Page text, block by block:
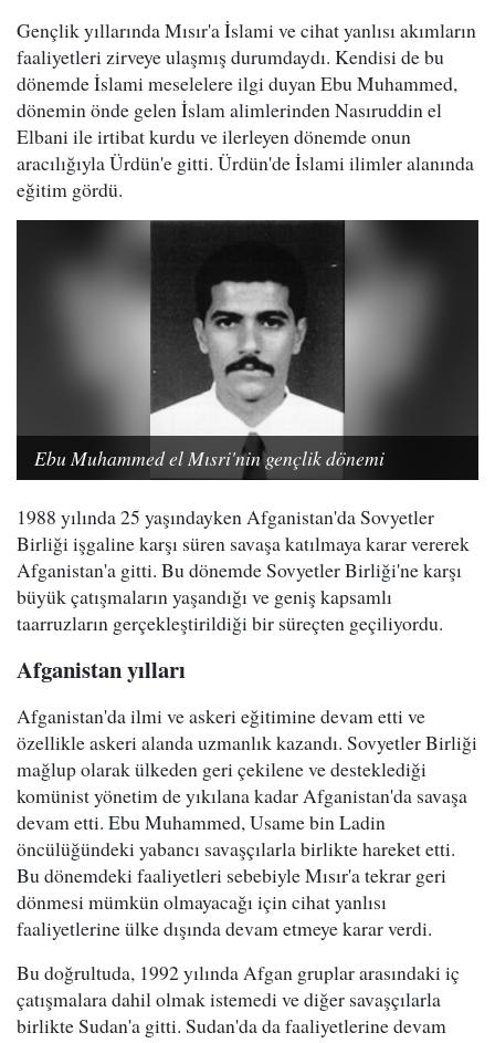
Gençlik yıllarında Mısır'a İslami ve cihat yanlısı akımların
faaliyetleri zirveye ulaşmış durumdaydı. Kendisi de bu
dönemde İslami meselelere ilgi duyan Ebu Muhammed,
dönemin önde gelen İslam alimlerinden Nasıruddin el
Elbani ile irtibat kurdu ve ilerleyen dönemde onun
aracılığıyla Ürdün'e gitti. Ürdün'de İslami ilimler alanında
eğitim gördü.
Ebu Muhammed el Mısri'nin gençlik dönemi
1988 yılında 25 yaşındayken Afganistan'da Sovyetler
Birliği işgaline karşı süren savaşa katılmaya karar vererek
Afganistan'a gitti. Bu dönemde Sovyetler Birliği'ne karşı
büyük çatışmaların yaşandığı ve geniş kapsamlı
taarruzların gerçekleştirildiği bir süreçten geçiliyordu.
Afganistan yılları
Afganistan'da ilmi ve askeri eğitimine devam etti ve
özellikle askeri alanda uzmanlık kazandı. Sovyetler Birliği
mağlup olarak ülkeden geri çekilene ve desteklediği
komünist yönetim de yıkılana kadar Afganistan'da savaşa
devam etti. Ebu Muhammed, Usame bin Ladin
öncülüğündeki yabancı savaşçılarla birlikte hareket etti.
Bu dönemdeki faaliyetleri sebebiyle Mısır'a tekrar geri
dönmesi mümkün olmayacağı için cihat yanlısı
faaliyetlerine ülke dışında devam etmeye karar verdi.
Bu doğrultuda, 1992 yılında Afgan gruplar arasındaki iç
çatışmalara dahil olmak istemedi ve diğer savaşçılarla
birlikte Sudan'a gitti. Sudan'da da faaliyetlerine devam